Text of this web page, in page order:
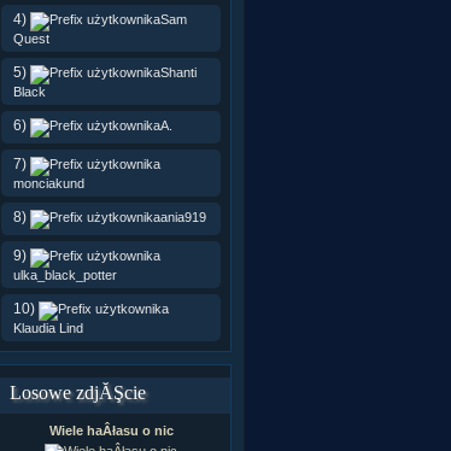
4)
Sam
Quest
5)
Shanti
Black
6) A.
7)
monciakund
8) ania919
9)
ulka_black_potter
10)
Klaudia Lind
Losowe zdjĂŞcie
Wiele haÂłasu o nic